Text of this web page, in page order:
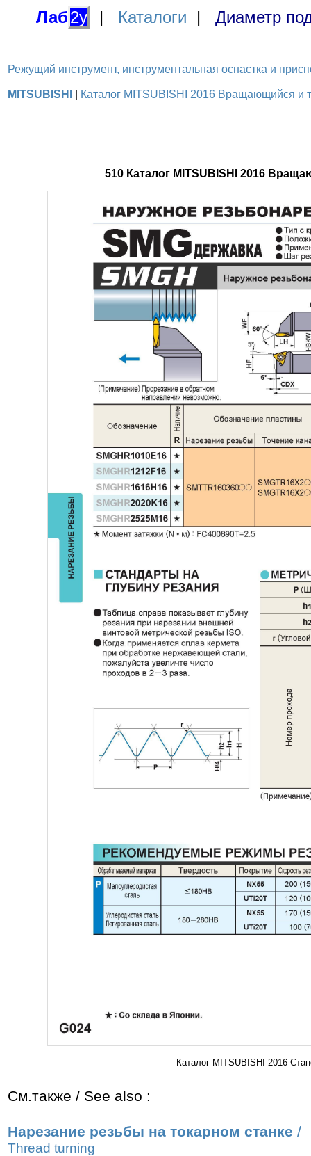
Лаб2у | Каталоги | Диаметр
Режущий инструмент, инструментальная оснастка и
MITSUBISHI Каталог MITSUBISHI 2016 Вращающийся и
510 Каталог MITSUBISHI 2016
Каталог MITSUBISHI 2016
См.также / See also :
Нарезание резьбы на токарном станке /
Thread turning